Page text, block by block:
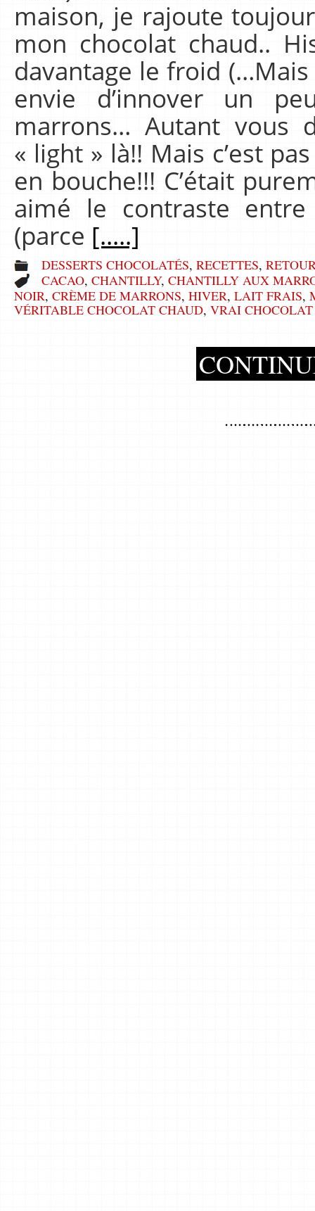
maison, je rajoute
mon chocolat chaud..
davantage le froid
envie d’innover un
marrons… Autant vous
« light » là!! Mais c’est
en bouche!!! C’était
aimé le contraste
(parce [.....]
DESSERTS CHOCOLATÉS, RECETTES,
CACAO, CHANTILLY, CHANTILLY AUX
NOIR, CRÈME DE MARRONS, HIVER, LAIT FRAIS,
VÉRITABLE CHOCOLAT CHAUD, VRAI